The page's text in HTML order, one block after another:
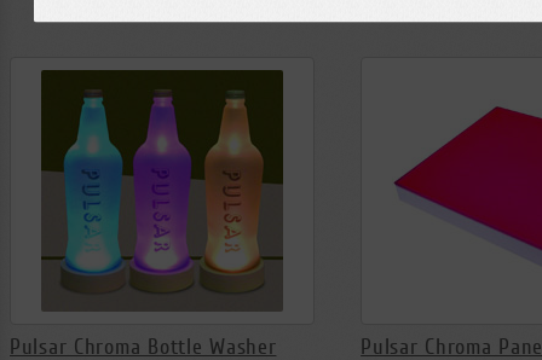
Pulsar Chroma Bottle Washer Pulsar Chroma